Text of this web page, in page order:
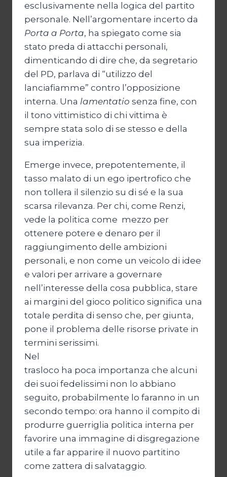
esclusivamente nella logica del partito
personale. Nell’argomentare incerto da
Porta a Porta, ha spiegato come sia
stato preda di attacchi personali,
dimenticando di dire che, da segretario
del PD, parlava di “utilizzo del
lanciafiamme” contro l’opposizione
interna. Una lamentatio senza fine, con
il tono vittimistico di chi vittima è
sempre stata solo di se stesso e della
sua imperizia.
Emerge invece, prepotentemente, il
tasso malato di un ego ipertrofico che
non tollera il silenzio su di sé e la sua
scarsa rilevanza. Per chi, come Renzi,
vede la politica come mezzo per
ottenere potere e denaro per il
raggiungimento delle ambizioni
personali, e non come un veicolo di idee
e valori per arrivare a governare
nell’interesse della cosa pubblica, stare
ai margini del gioco politico significa una
totale perdita di senso che, per giunta,
pone il problema delle risorse private in
termini serissimi.
Nel
trasloco ha poca importanza che alcuni
dei suoi fedelissimi non lo abbiano
seguito, probabilmente lo faranno in un
secondo tempo: ora hanno il compito di
produrre guerriglia politica interna per
favorire una immagine di disgregazione
utile a far apparire il nuovo partitino
come zattera di salvataggio.